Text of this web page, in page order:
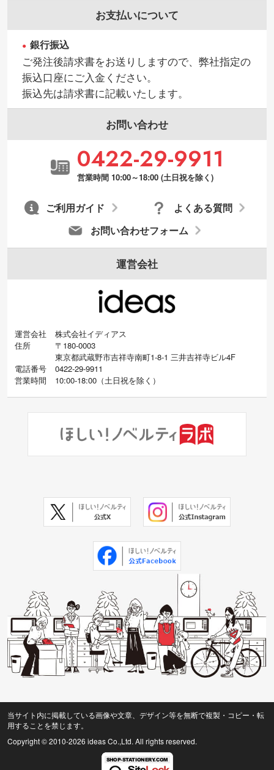
お支払いについて
銀行振込
ご発注後請求書をお送りしますので、弊社指定の
振込口座にご入金ください。
振込先は請求書に記載いたします。
お問い合わせ
0422-29-9911
営業時間 10:00～18:00 (土日祝を除く)
お問い合わせフォーム
よくある質問
ご利用ガイド
運営会社
運営会社
株式会社イディアス
住所
〒180-0003
東京都武蔵野市吉祥寺南町1-8-1 三井吉祥寺ビル4F
電話番号
0422-29-9911
営業時間
10:00-18:00（土日祝を除く）
当サイト内に掲載している画像や文章、デザイン等を無断で複製・コピー・転
用することを禁じます。
Copyright © 2010-2026 ideas Co.,Ltd. All rights reserved.